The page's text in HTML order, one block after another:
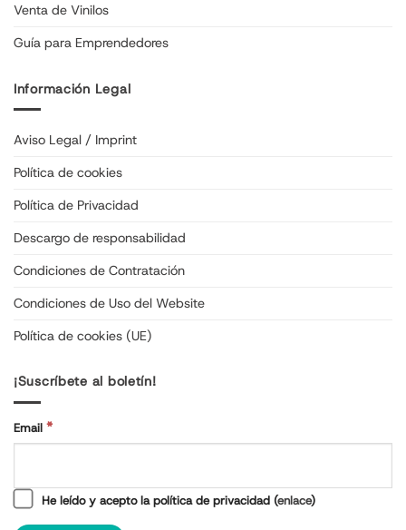
Venta de Vinilos
Guía para Emprendedores
Información Legal
Aviso Legal / Imprint
Política de cookies
Política de Privacidad
Descargo de responsabilidad
Condiciones de Contratación
Condiciones de Uso del Website
Política de cookies (UE)
¡Suscríbete al boletín!
Email *
He leído y acepto la política de privacidad (enlace)